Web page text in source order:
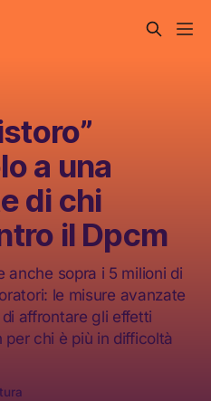
a una
di chi
il Dpcm
anche sopra i 5 milioni di
le misure avanzate
affrontare gli effetti
chi è più in difficoltà